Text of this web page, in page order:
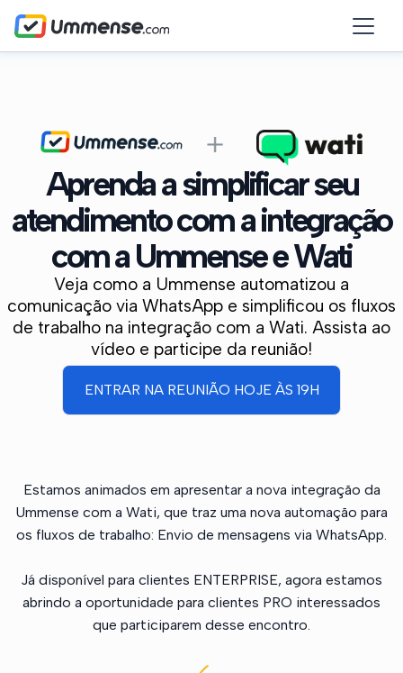
Aprenda a simplificar seu
atendimento com a integração
com a Ummense e Wati
Veja como a Ummense automatizou a
comunicação via WhatsApp e simplificou os fluxos
de trabalho na integração com a Wati. Assista ao
vídeo e participe da reunião!
ENTRAR NA REUNIÃO HOJE ÀS 19H
Estamos animados em apresentar a nova integração da
Ummense com a Wati, que traz uma nova automação para
os fluxos de trabalho: Envio de mensagens via WhatsApp.
Já disponível para clientes ENTERPRISE, agora estamos
abrindo a oportunidade para clientes PRO interessados
que participarem desse encontro.